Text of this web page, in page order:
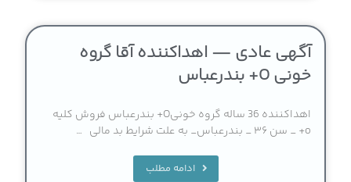
آگهی عادی — اهداکننده آقا گروه
خونی O+ بندرعباس
اهداکننده 36 ساله گروه خونیO+ بندرعباس فروش کلیه
o+ _ سن ۳۶ _ بندرعباس_ به علت شرایط بد مالی …
ادامه مطلب